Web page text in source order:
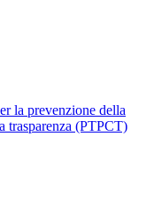
la prevenzione della
trasparenza (PTPCT)